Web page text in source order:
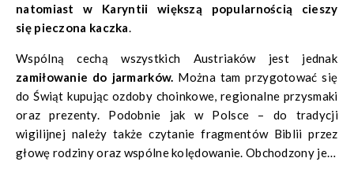
natomiast w Karyntii większą popularnością cieszy
się pieczona kaczka.
Wspólną cechą wszystkich Austriaków jest jednak
zamiłowanie do jarmarków. Można tam przygotować się
do Świąt kupując ozdoby choinkowe, regionalne przysmaki
oraz prezenty. Podobnie jak w Polsce – do tradycji
wigilijnej należy także czytanie fragmentów Biblii przez
głowę rodziny oraz wspólne kolędowanie. Obchodzony jest